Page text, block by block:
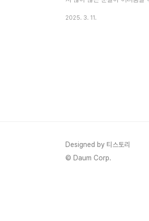
롱면에 위치한 캠핑장으로, 24
박전용, 바베큐장📞연락처 :
2025. 3. 11.
Designed by 티스토리
© Daum Corp.